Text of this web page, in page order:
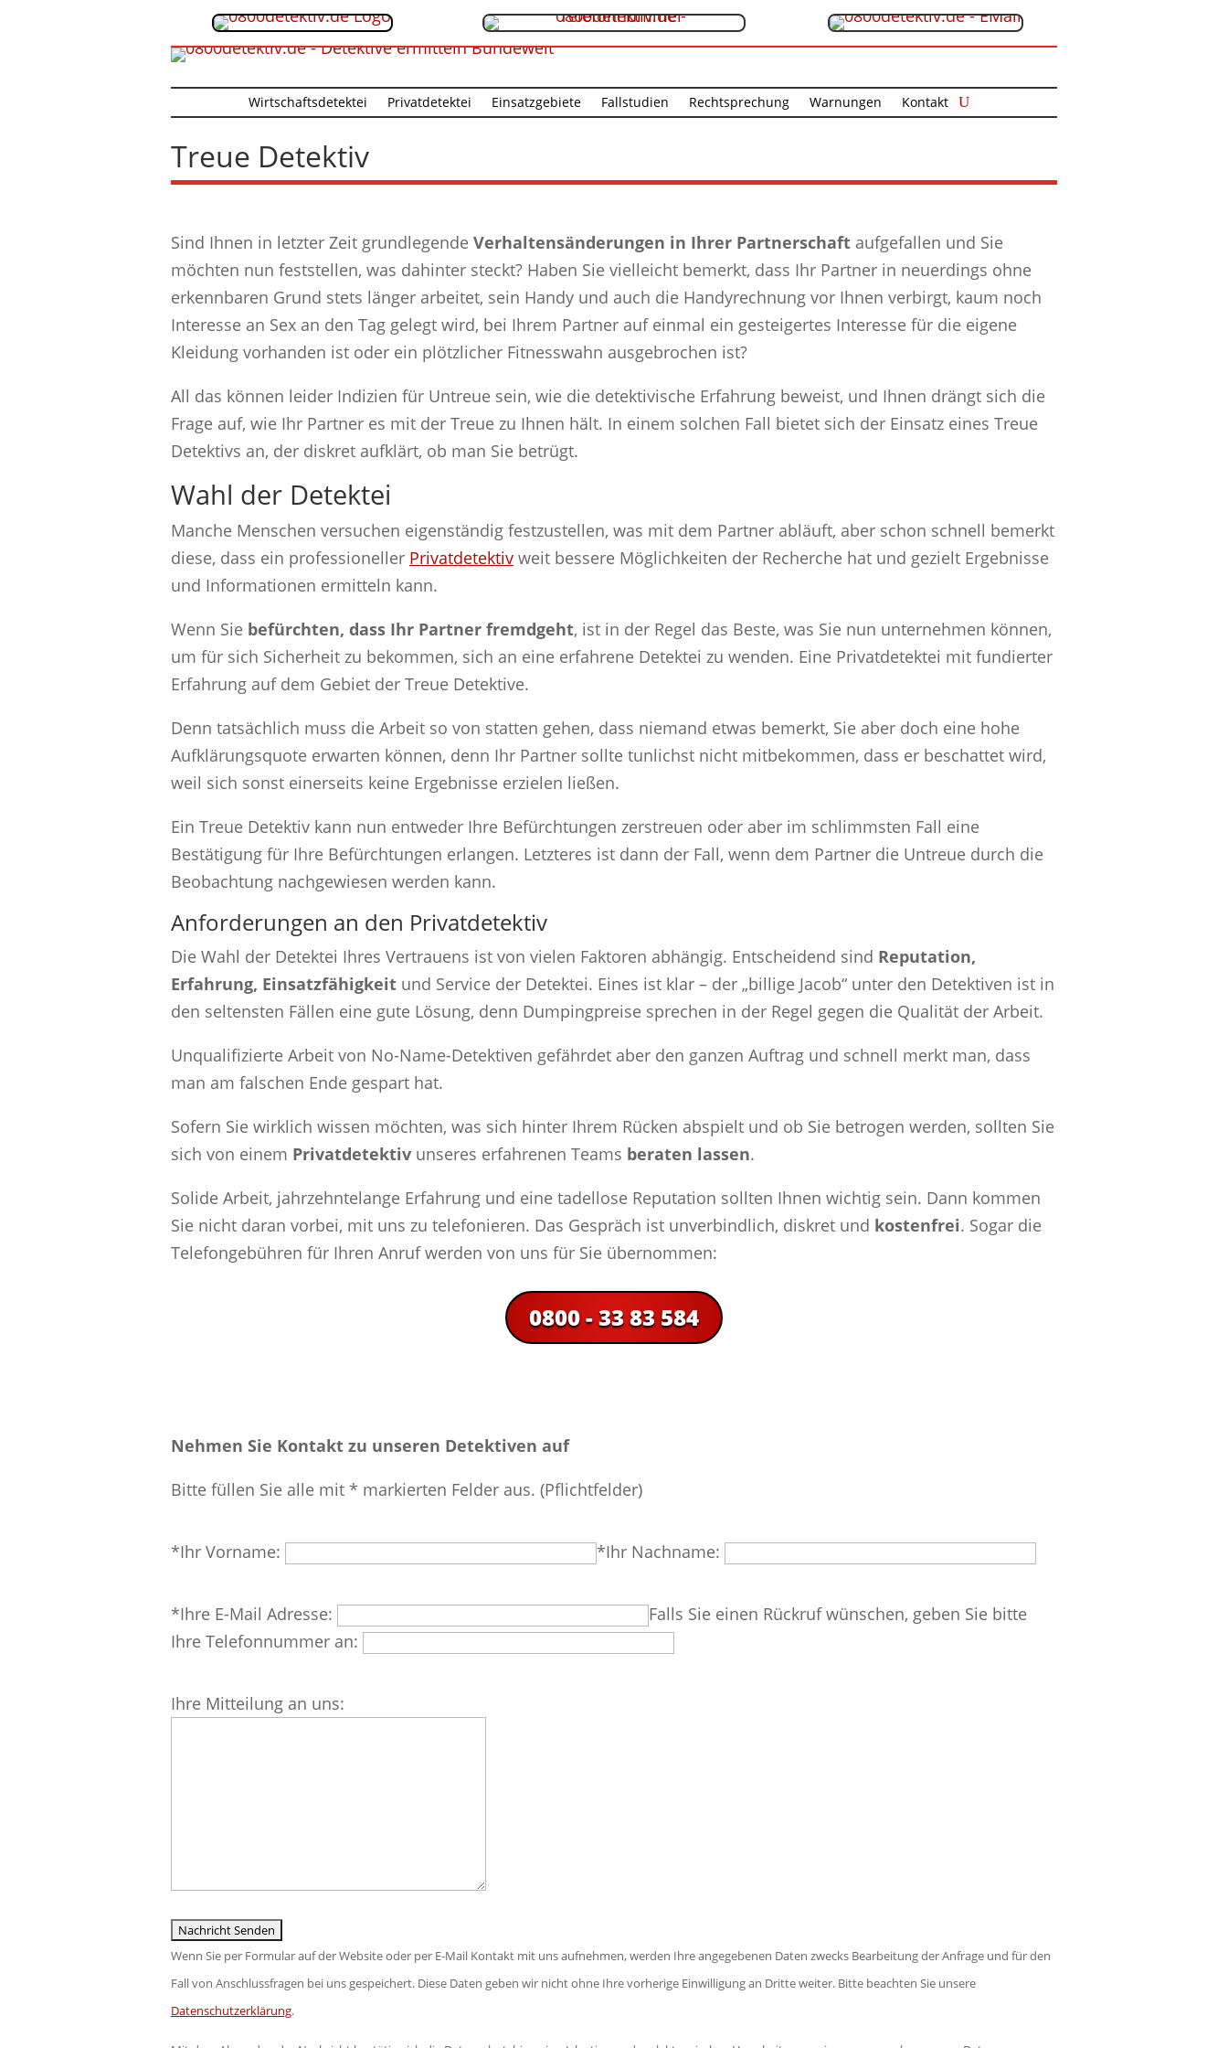
Wirtschaftsdetektei Privatdetektei Einsatzgebiete Fallstudien Rechtsprechung Warnungen Kontakt
Treue Detektiv
Sind Ihnen in letzter Zeit grundlegende Verhaltensänderungen in Ihrer Partnerschaft aufgefallen und Sie
möchten nun feststellen, was dahinter steckt? Haben Sie vielleicht bemerkt, dass Ihr Partner in neuerdings ohne
erkennbaren Grund stets länger arbeitet, sein Handy und auch die Handyrechnung vor Ihnen verbirgt, kaum noch
Interesse an Sex an den Tag gelegt wird, bei Ihrem Partner auf einmal ein gesteigertes Interesse für die eigene
Kleidung vorhanden ist oder ein plötzlicher Fitnesswahn ausgebrochen ist?
All das können leider Indizien für Untreue sein, wie die detektivische Erfahrung beweist, und Ihnen drängt sich die
Frage auf, wie Ihr Partner es mit der Treue zu Ihnen hält. In einem solchen Fall bietet sich der Einsatz eines Treue
Detektivs an, der diskret aufklärt, ob man Sie betrügt.
Wahl der Detektei
Manche Menschen versuchen eigenständig festzustellen, was mit dem Partner abläuft, aber schon schnell bemerkt
diese, dass ein professioneller Privatdetektiv weit bessere Möglichkeiten der Recherche hat und gezielt Ergebnisse
und Informationen ermitteln kann.
Wenn Sie befürchten, dass Ihr Partner fremdgeht, ist in der Regel das Beste, was Sie nun unternehmen können,
um für sich Sicherheit zu bekommen, sich an eine erfahrene Detektei zu wenden. Eine Privatdetektei mit fundierter
Erfahrung auf dem Gebiet der Treue Detektive.
Denn tatsächlich muss die Arbeit so von statten gehen, dass niemand etwas bemerkt, Sie aber doch eine hohe
Aufklärungsquote erwarten können, denn Ihr Partner sollte tunlichst nicht mitbekommen, dass er beschattet wird,
weil sich sonst einerseits keine Ergebnisse erzielen ließen.
Ein Treue Detektiv kann nun entweder Ihre Befürchtungen zerstreuen oder aber im schlimmsten Fall eine
Bestätigung für Ihre Befürchtungen erlangen. Letzteres ist dann der Fall, wenn dem Partner die Untreue durch die
Beobachtung nachgewiesen werden kann.
Anforderungen an den Privatdetektiv
Die Wahl der Detektei Ihres Vertrauens ist von vielen Faktoren abhängig. Entscheidend sind Reputation,
Erfahrung, Einsatzfähigkeit und Service der Detektei. Eines ist klar – der „billige Jacob“ unter den Detektiven ist in
den seltensten Fällen eine gute Lösung, denn Dumpingpreise sprechen in der Regel gegen die Qualität der Arbeit.
Unqualifizierte Arbeit von No-Name-Detektiven gefährdet aber den ganzen Auftrag und schnell merkt man, dass
man am falschen Ende gespart hat.
Sofern Sie wirklich wissen möchten, was sich hinter Ihrem Rücken abspielt und ob Sie betrogen werden, sollten Sie
sich von einem Privatdetektiv unseres erfahrenen Teams beraten lassen.
Solide Arbeit, jahrzehntelange Erfahrung und eine tadellose Reputation sollten Ihnen wichtig sein. Dann kommen
Sie nicht daran vorbei, mit uns zu telefonieren. Das Gespräch ist unverbindlich, diskret und kostenfrei. Sogar die
Telefongebühren für Ihren Anruf werden von uns für Sie übernommen:
0800 - 33 83 584
Nehmen Sie Kontakt zu unseren Detektiven auf
Bitte füllen Sie alle mit * markierten Felder aus. (Pflichtfelder)
lasse
Feld
leer.
*Ihr Vorname: *Ihr Nachname:
lasse
dieses
leer.
*Ihre E-Mail Adresse:
Falls Sie einen Rückruf wünschen, geben Sie bitte
Ihre Telefonnummer an:
lasse
Ihre Mitteilung an uns:
Wenn Sie per Formular auf der Website oder per E-Mail Kontakt mit uns aufnehmen, werden Ihre angegebenen Daten zwecks Bearbeitung der Anfrage und für den
Fall von Anschlussfragen bei uns gespeichert. Diese Daten geben wir nicht ohne Ihre vorherige Einwilligung an Dritte weiter. Bitte beachten Sie unsere
Datenschutzerklärung.